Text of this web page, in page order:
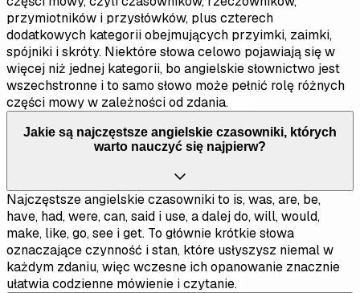
przymiotników i przysłówków, plus czterech
dodatkowych kategorii obejmujących przyimki, zaimki,
spójniki i skróty. Niektóre słowa celowo pojawiają się w
więcej niż jednej kategorii, bo angielskie słownictwo jest
wszechstronne i to samo słowo może pełnić rolę różnych
części mowy w zależności od zdania.
Jakie są najczęstsze angielskie czasowniki, których
warto nauczyć się najpierw?
Najczęstsze angielskie czasowniki to is, was, are, be,
have, had, were, can, said i use, a dalej do, will, would,
make, like, go, see i get. To głównie krótkie słowa
oznaczające czynność i stan, które usłyszysz niemal w
każdym zdaniu, więc wczesne ich opanowanie znacznie
ułatwia codzienne mówienie i czytanie.